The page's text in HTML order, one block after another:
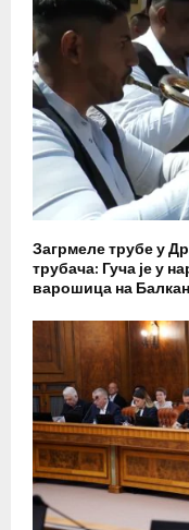
Загрмеле трубе у
трубача: Гуча је у
варошица на